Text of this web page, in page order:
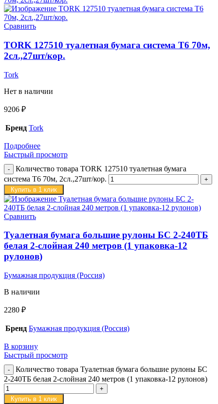
Сравнить
TORK 127510 туалетная бумага система Т6 70м,
2сл.,27шт/кор.
Tork
Нет в наличии
9206 ₽
Бренд Tork
Подробнее
Быстрый просмотр
Количество товара TORK 127510 туалетная бумага
система Т6 70м, 2сл.,27шт/кор.
Купить в 1 клик
Сравнить
Туалетная бумага большие рулоны БС 2-240ТБ
белая 2-слойная 240 метров (1 упаковка-12
рулонов)
Бумажная продукция (Россия)
В наличии
2280 ₽
Бренд Бумажная продукция (Россия)
В корзину
Быстрый просмотр
Количество товара Туалетная бумага большие рулоны БС
2-240ТБ белая 2-слойная 240 метров (1 упаковка-12 рулонов)
Купить в 1 клик